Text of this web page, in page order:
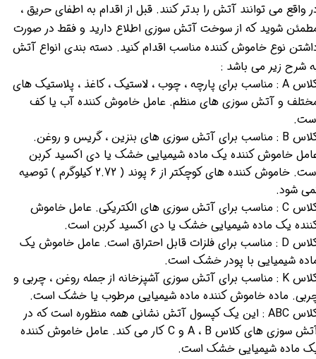
واقع می توانند آتش را بدتر کنند. قبل از اقدام به اطفای حریق ،
شوید که از سوخت آتش سوزی اطلاع دارید و فقط در صورت
نوع خاموش کننده مناسب اقدام کنید. دسته بندی انواع آتش
شرح زیر می باشد :
کلاس A : مناسب برای پارچه ، چوب ، لاستیک ، کاغذ ، پلاستیک های
و آتش سوزی های منظم. عامل خاموش کننده آب یا کف
کلاس B : مناسب برای آتش سوزی های بنزین ، گریس و روغن.
خاموش کننده یک ماده شیمیایی خشک یا دی اکسید کربن
است. خاموش کننده های کوچکتر از 6 پوند ( 2.72 کیلوگرم ) توصیه
شود.
کلاس C : مناسب برای آتش سوزی های الکتریکی. عامل خاموش
یک ماده شیمیایی خشک یا دی اکسید کربن است.
کلاس D : مناسب برای فلزات قابل احتراق است. عامل خاموش یک
شیمیایی با پودر خشک است.
کلاس K : مناسب برای آتش سوزی آشپزخانه از جمله روغن ، چربی و
ماده خاموش کننده ماده شیمیایی مرطوب یا خشک است.
کلاس ABC : این یک کپسول آتش نشانی همه منظوره است که در
آتش سوزی های کلاس A ، B و C کار می کند. عامل خاموش کننده
ماده شیمیایی خشک است.